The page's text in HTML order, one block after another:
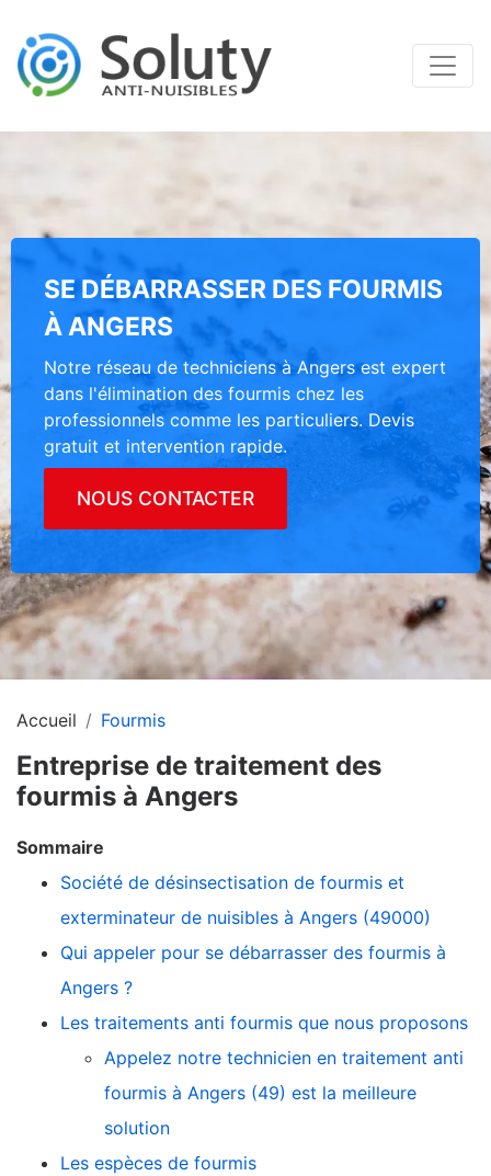
SE DÉBARRASSER DES FOURMIS
À ANGERS
Notre réseau de techniciens à Angers est expert
dans l'élimination des fourmis chez les
professionnels comme les particuliers. Devis
gratuit et intervention rapide.
NOUS CONTACTER
Accueil Fourmis
Entreprise de traitement des
fourmis à Angers
Sommaire
Société de désinsectisation de fourmis et
exterminateur de nuisibles à Angers (49000)
Qui appeler pour se débarrasser des fourmis à
Angers ?
Les traitements anti fourmis que nous proposons
Appelez notre technicien en traitement anti
fourmis à Angers (49) est la meilleure
solution
Les espèces de fourmis